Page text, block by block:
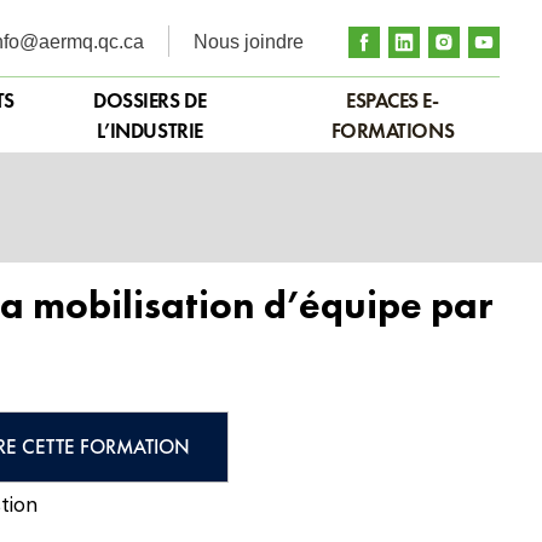
Nous joindre
DOSSIERS DE
L’INDUSTRIE
ESPACES E-
FORMATIONS
mobilisation d’équipe par
CETTE FORMATION